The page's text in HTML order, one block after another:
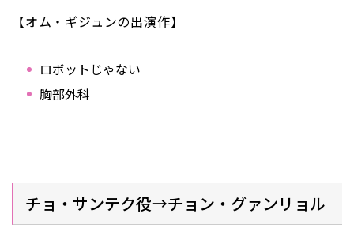
【オム・ギジュンの出演作】
ロボットじゃない
胸部外科
チョ・サンテク役→チョン・グァンリョル